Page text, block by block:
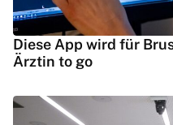
Diese App wird für
Ärztin to go